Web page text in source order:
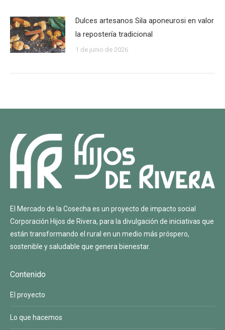
Dulces artesanos Sila aponeurosi en valor
la repostería tradicional
1 de junio de 2026
El Mercado de la Cosecha es un proyecto de impacto social
Corporación Hijos de Rivera, para la divulgación de iniciativas que
están transformando el rural en un medio más próspero,
sostenible y saludable que genera bienestar.
Contenido
El proyecto
Lo que hacemos